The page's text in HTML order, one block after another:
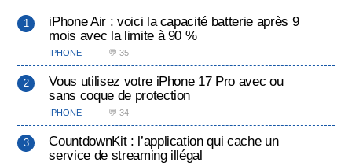
iPhone Air : voici la capacité batterie après 9
mois avec la limite à 90 %
IPHONE 💬 35
Vous utilisez votre iPhone 17 Pro avec ou
sans coque de protection
IPHONE 💬 34
CountdownKit : l’application qui cache un
service de streaming illégal